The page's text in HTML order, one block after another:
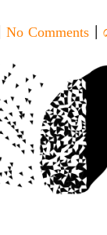
No Comments |